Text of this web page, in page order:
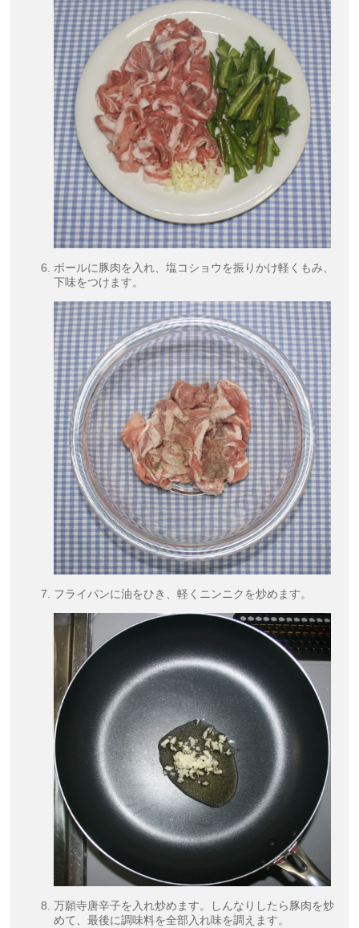
ボールに豚肉を入れ、塩コショウを振りかけ軽くもみ、
下味をつけます。
フライパンに油をひき、軽くニンニクを炒めます。
万願寺唐辛子を入れ炒めます。しんなりしたら豚肉を炒
めて、最後に調味料を全部入れ味を調えます。